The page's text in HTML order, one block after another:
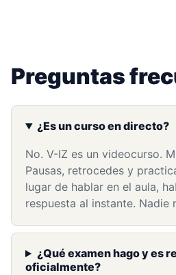
Preguntas
¿Es un curso en directo?
No. V-IZ es un videocurso.
Pausas, retrocedes y
lugar de hablar en el aula,
respuesta al instante. Nadie
¿Qué examen hago y es
oficialmente?